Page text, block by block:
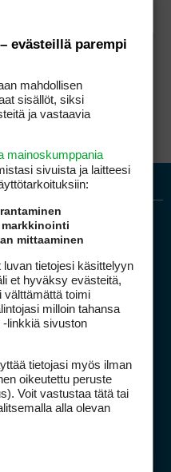
evästeillä parempi
mahdollisen
sisällöt, siksi
ja vastaavia
mainoskumppania
sivuista ja laitteesi
mittaaminen
tietojesi käsittelyyn
et hyväksy evästeitä,
välttämättä toimi
milloin tahansa
-linkkiä sivuston
tietojasi myös ilman
oikeutettu peruste
Voit vastustaa tätä tai
alla olevan